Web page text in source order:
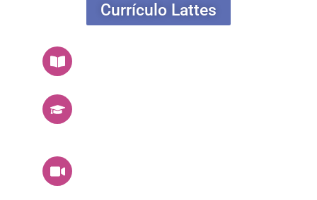
Currículo Lattes